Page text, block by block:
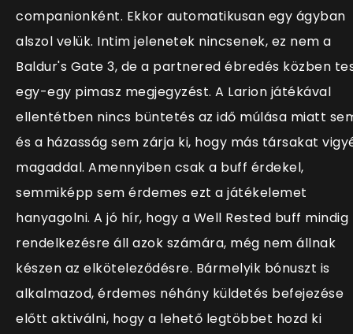
companionként. Ekkor automatikusan egy ágyban
alszol velük. Intim jelenetek nincsenek, ez nem a
Baldur's Gate 3, de a partnered ébredés közben
egy-egy pimasz megjegyzést. A Larion játékával
ellentétben nincs büntetés az idő múlása miatt
és a házasság sem zárja ki, hogy más társakat
magaddal. Amennyiben csak a buff érdekel,
semmiképp sem érdemes ezt a játékelemet
hanyagolni. A jó hír, hogy a Well Rested buff mindig
rendelkezésre áll azok számára, még nem állnak
készen az elköteleződésre. Bármelyik bónuszt is
alkalmazod, érdemes néhány küldetés befejezése
előtt aktiválni, hogy a lehető legtöbbet hozd ki